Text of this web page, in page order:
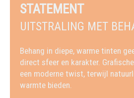
STATEMENT
UITSTRALING MET
Behang in diepe, warme tinten
direct sfeer en karakter.
een moderne twist, terwijl
warmte bieden.